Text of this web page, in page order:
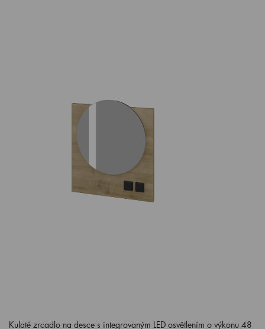
Kulaté zrcadlo na desce s integrovaným LED osvětlením o výkonu 48